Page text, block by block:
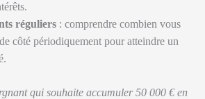
réguliers : comprendre combien vous
côté périodiquement pour atteindre un
qui souhaite accumuler 50 000 € en